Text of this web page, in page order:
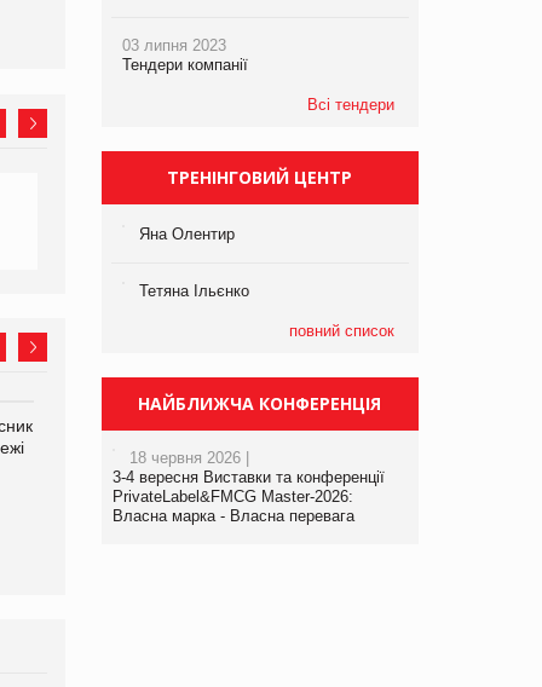
Файно маркет Директор
департаменту з
виробництва
03 липня 2023
Тендери компанії
Всі тендери
ТРЕНІНГОВИЙ ЦЕНТР
Яна Олентир
Тетяна Ільєнко
повний список
НАЙБЛИЖЧА КОНФЕРЕНЦІЯ
18 червня 2026 |
3-4 вересня Виставки та конференції
PrivateLabel&FMCG Master-2026:
Власна марка - Власна перевага